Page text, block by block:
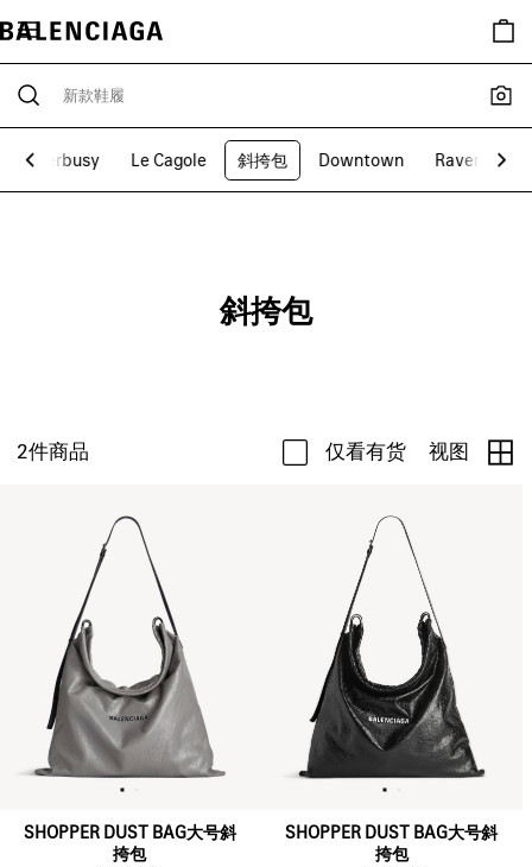
Superbusy Le Cagole 斜挎包 Downtown Raver
斜挎包
2件商品 仅看有货 视图
SHOPPER DUST BAG大号斜
挎包
SHOPPER DUST BAG大号斜
挎包